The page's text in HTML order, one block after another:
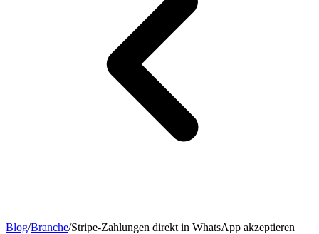
Blog/Branche/Stripe-Zahlungen direkt in WhatsApp akzeptieren